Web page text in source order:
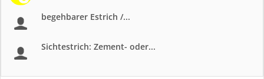
begehbarer Estrich /...
Sichtestrich: Zement- oder...